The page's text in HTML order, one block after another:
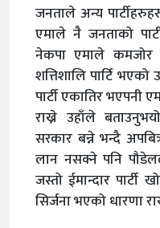
जनताले अन्य
एमाले नै जनताको
नेकपा एमाले
शत्तिशालि पार्टि
पार्टी एकातिर भएपनी
राख्ने उहाँले
सरकार बन्ने भन्दै
लान नसक्ने पनि
जस्तो ईमान्दार
सिर्जना भएको धारणा